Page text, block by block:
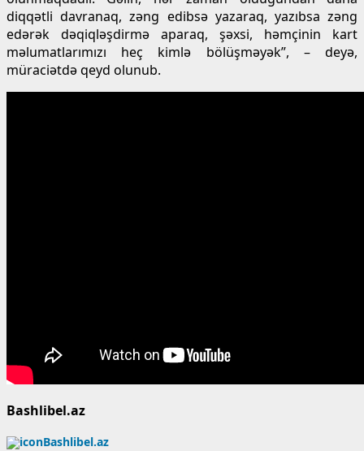
diqqətli davranaq, zəng edibsə yazaraq, yazıbsa zəng
edərək dəqiqləşdirmə aparaq, şəxsi, həmçinin kart
məlumatlarımızı heç kimlə bölüşməyək”, – deyə,
müraciətdə qeyd olunub.
Bashlibel.az
Bashlibel.az